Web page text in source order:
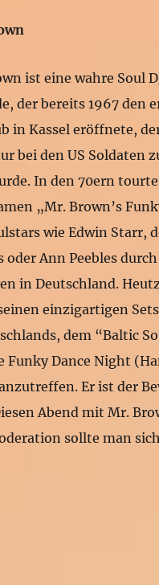
ist eine wahre Soul
der bereits 1967 den
in Kassel eröffnete,
bei den US Soldaten
In den 70ern
„Mr. Brown’s
wie Edwin Starr,
oder Ann Peebles
in Deutschland.
einzigartigen
dem “Baltic
Funky Dance Night
Er ist der
Abend mit Mr.
sollte man